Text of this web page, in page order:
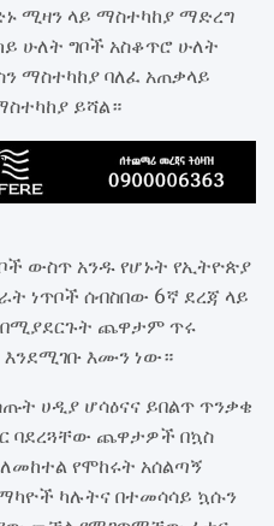
ሚዛን ላይ ማስተካከያ ማድረግ
ሁለት ግቦች አስቆጥሮ ሁለት
ማስተካከያ ባለፈ አጠቃላይ
ይሻል።
ውስጥ አንዱ የሆኑት የኢትዮጵያ
ነጥቦች ሰብስበው 6ኛ ደረጃ ላይ
በሚያደርጉት ጨዋታም ጥሩ
እሙን ነው።
ሀዲያ ሆሳዕናና ይበልጥ ጥንቃቄ
ባደረጓቸው ጨዋታዎች በኳስ
የሞከሩት አሰልጣኝ
ካሉትና በተመሳሳይ ኳሱን